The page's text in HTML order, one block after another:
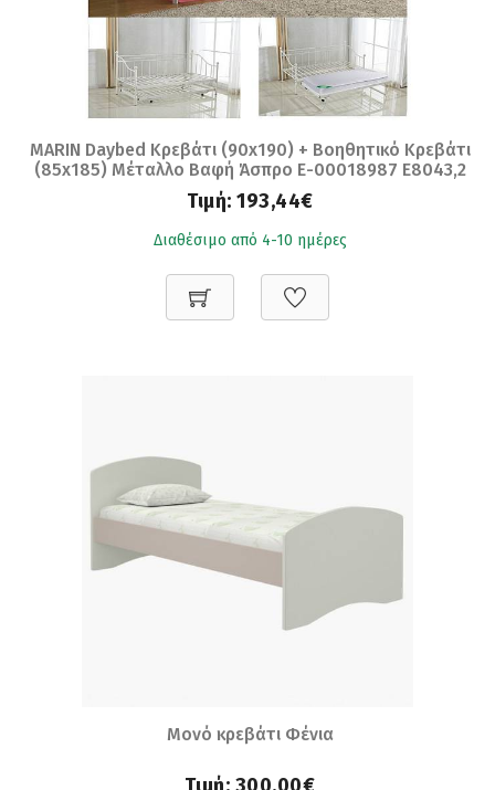
MARIN Daybed Κρεβάτι (90x190) + Βοηθητικό Κρεβάτι
(85x185) Μέταλλο Βαφή Άσπρο Ε-00018987 Ε8043,2
Τιμή:193,44€
Διαθέσιμο από 4-10 ημέρες
Μονό κρεβάτι Φένια